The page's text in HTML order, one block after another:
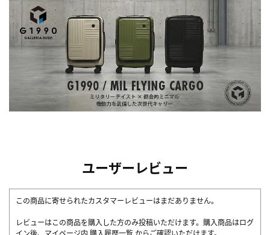
ユーザーレビュー
この商品に寄せられたカスタマーレビューはまだありません。
レビューはこの商品を購入した方のみ投稿いただけます。購入商品はログ